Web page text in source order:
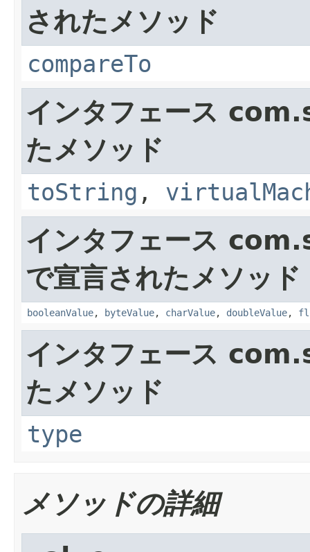
されたメソッド
compareTo
インタフェース
たメソッド
toString ,
インタフェース
で宣言されたメソッド
booleanValue, byteValue, charValue, doubleValue,
インタフェース
たメソッド
type
メソッドの詳細